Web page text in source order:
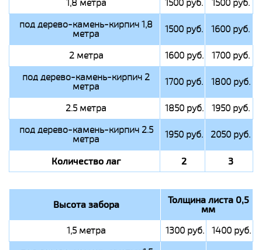
под дерево-камень-кирпич 1,8
метра 1500 руб. 1600 руб.
2 метра 1600 руб.
1700 руб.
под дерево-камень-кирпич 2
метра 1700 руб. 1800 руб.
2.5 метра 1850 руб.
1950 руб.
под дерево-камень-кирпич 2.5
метра 1950 руб. 2050 руб.
Количество лаг 2 3
Высота забора Толщина листа 0,5
мм
1,5 метра 1300 руб.
1400 руб.